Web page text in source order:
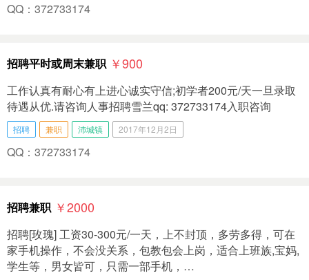
QQ：372733174
招聘平时或周末兼职 ￥900
工作认真有耐心有上进心诚实守信;初学者200元/天一旦录取
待遇从优.请咨询人事招聘雪兰qq: 372733174入职咨询
招聘 兼职 沛城镇 2017年12月2日
QQ：372733174
招聘兼职 ￥2000
招聘[玫瑰] 工资30-300元/一天，上不封顶，多劳多得，可在
家手机操作，不会没关系，包教包会上岗，适合上班族,宝妈,
学生等，男女皆可，只需一部手机，…